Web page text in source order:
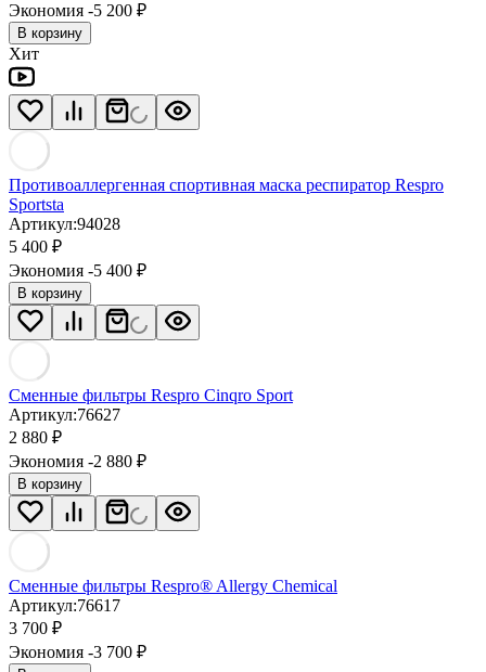
Экономия -5 200 ₽
В корзину
Хит
Противоаллергенная спортивная маска респиратор Respro
Sportsta
Артикул:94028
5 400 ₽
Экономия -5 400 ₽
В корзину
Сменные фильтры Respro Cinqro Sport
Артикул:76627
2 880 ₽
Экономия -2 880 ₽
В корзину
Сменные фильтры Respro® Allergy Chemical
Артикул:76617
3 700 ₽
Экономия -3 700 ₽